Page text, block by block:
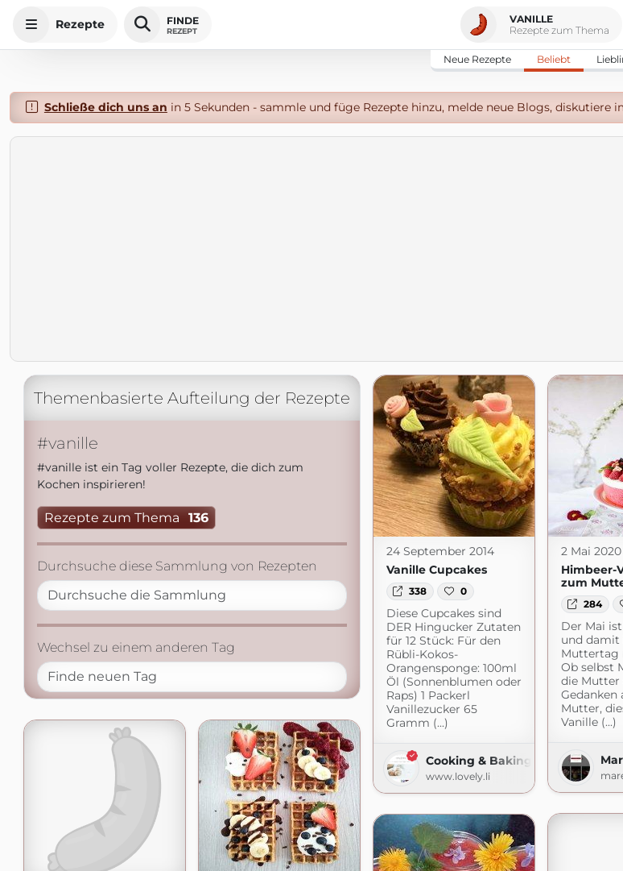
Rezepte FINDE
REZEPT
VANILLE
Rezepte zum Thema
Neue Rezepte Beliebt
Schließe dich uns an in 5 Sekunden - sammle und füge Rezepte hinzu, melde neue Blogs, diskutiere
Themenbasierte Aufteilung der Rezepte
#vanille
#vanille ist ein Tag voller Rezepte, die dich zum
Kochen inspirieren!
Rezepte zum Thema 136
Durchsuche diese Sammlung von Rezepten
Wechsel zu einem anderen Tag
24 September 2014
Vanille Cupcakes
338 0
Diese Cupcakes sind
DER Hingucker Zutaten
für 12 Stück: Für den
Rübli-Kokos-
Orangensponge: 100ml
Öl (Sonnenblumen oder
Raps) 1 Packerl
Vanillezucker 65
Gramm (...)
Cooking & Baking
www.lovely.li
2 Mai 2020
Himbeer-
zum
284
Der Mai
und damit
Muttertag
Ob selbst
die Mutter
Gedanken
Mutter,
Vanille (...)